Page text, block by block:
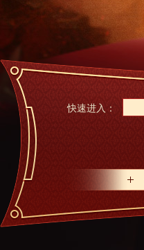
快速进入：